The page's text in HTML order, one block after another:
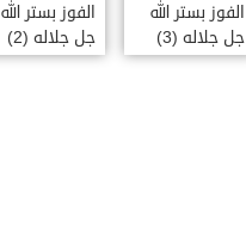
الفوز بستر الله
جل جلاله (3)
الفوز بستر الله
جل جلاله (2)